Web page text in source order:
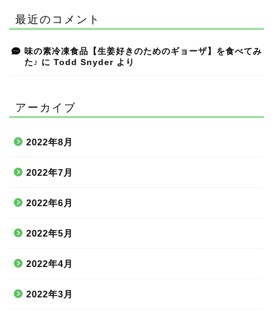
最近のコメント
味の素冷凍食品【生姜好きのためのギョーザ】を食べてみ
た♪ に Todd Snyder より
アーカイブ
2022年8月
2022年7月
2022年6月
2022年5月
2022年4月
2022年3月